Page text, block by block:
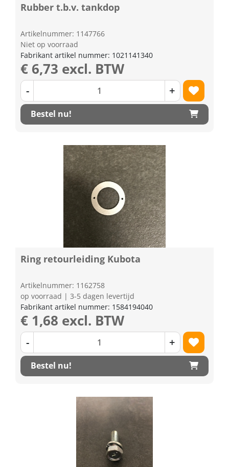
Rubber t.b.v. tankdop
Artikelnummer: 1147766
Niet op voorraad
Fabrikant artikel nummer: 1021141340
€ 6,73 excl. BTW
- +
Bestel nu!
Ring retourleiding Kubota
Artikelnummer: 1162758
op voorraad | 3-5 dagen levertijd
Fabrikant artikel nummer: 1584194040
€ 1,68 excl. BTW
- +
Bestel nu!